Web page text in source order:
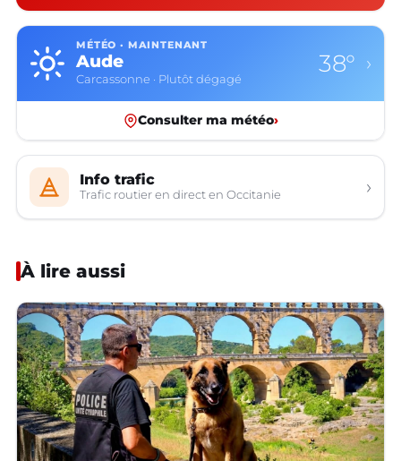
MÉTÉO · MAINTENANT
Aude
Carcassonne · Plutôt dégagé
38° ›
Consulter ma météo›
Info trafic
Trafic routier en direct en Occitanie ›
À lire aussi